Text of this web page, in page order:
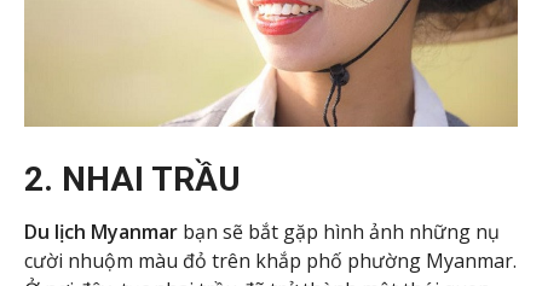
2. NHAI TRẦU
Du lịch Myanmar bạn sẽ bắt gặp hình ảnh những nụ
cười nhuộm màu đỏ trên khắp phố phường Myanmar.